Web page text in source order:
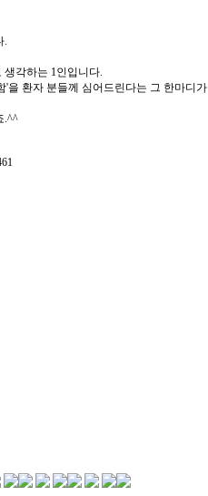
각하는 1인입니다.
'을 환자 분들께 심어드린다는 그 한마디가
.^^